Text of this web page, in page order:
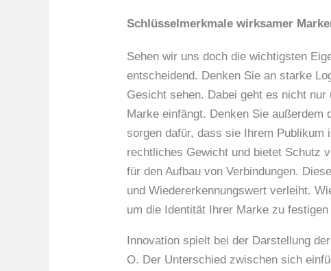
Schlüsselmerkmale wirksamer
Sehen wir uns doch die wichtigsten
entscheidend. Denken Sie an starke
Gesicht sehen. Dabei geht es nicht
Marke einfängt. Denken Sie
sorgen dafür, dass sie Ihrem
rechtliches Gewicht und bietet Schutz
für den Aufbau von Verbindungen.
und Wiedererkennungswert verleiht.
um die Identität Ihrer Marke zu
Innovation spielt bei der Darstellung
O. Der Unterschied zwischen sich